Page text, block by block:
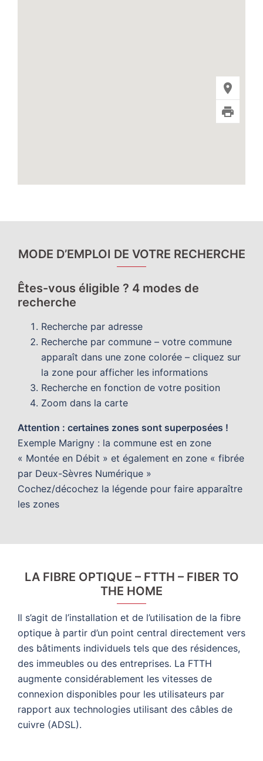
MODE D’EMPLOI DE VOTRE RECHERCHE
Êtes-vous éligible ? 4 modes de
recherche
Recherche par adresse
Recherche par commune – votre commune
apparaît dans une zone colorée – cliquez sur
la zone pour afficher les informations
Recherche en fonction de votre position
Zoom dans la carte
Attention : certaines zones sont superposées !
Exemple Marigny : la commune est en zone
« Montée en Débit » et également en zone « fibrée
par Deux-Sèvres Numérique »
Cochez/décochez la légende pour faire apparaître
les zones
LA FIBRE OPTIQUE – FTTH – FIBER TO
THE HOME
Il s’agit de l’installation et de l’utilisation de la fibre
optique à partir d’un point central directement vers
des bâtiments individuels tels que des résidences,
des immeubles ou des entreprises. La FTTH
augmente considérablement les vitesses de
connexion disponibles pour les utilisateurs par
rapport aux technologies utilisant des câbles de
cuivre (ADSL).